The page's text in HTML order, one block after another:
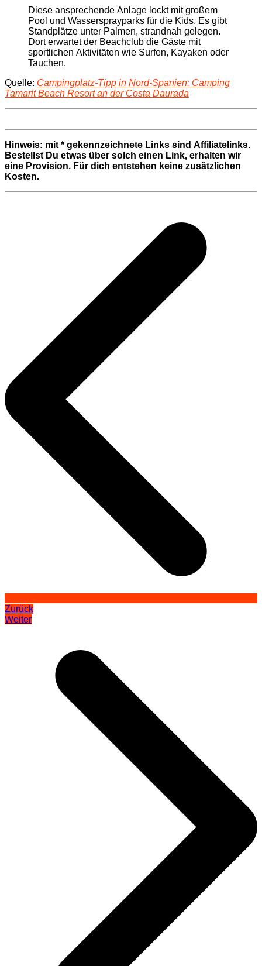
Diese ansprechende Anlage lockt mit großem
Pool und Wassersprayparks für die Kids. Es gibt
Standplätze unter Palmen, strandnah gelegen.
Dort erwartet der Beachclub die Gäste mit
sportlichen Aktivitäten wie Surfen, Kayaken oder
Tauchen.
Quelle: Campingplatz-Tipp in Nord-Spanien: Camping
Tamarit Beach Resort an der Costa Daurada
Hinweis: mit * gekennzeichnete Links sind Affiliatelinks.
Bestellst Du etwas über solch einen Link, erhalten wir
eine Provision. Für dich entstehen keine zusätzlichen
Kosten.
Zurück
Weiter